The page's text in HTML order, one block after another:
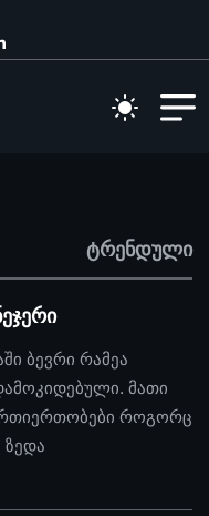
ტრენდული
ბევრი რამეა
მათი
როგორც
ზედა